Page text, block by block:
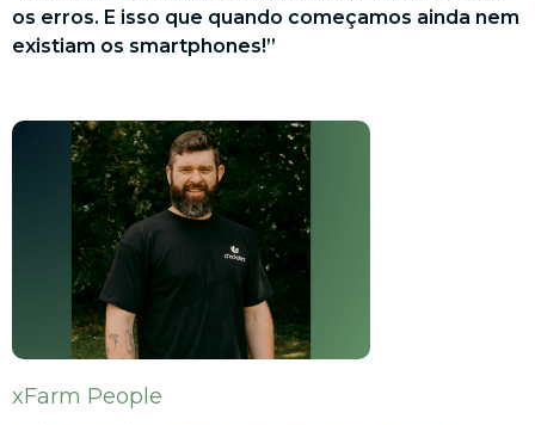
os erros. E isso que quando começamos ainda nem
existiam os smartphones!”
xFarm People